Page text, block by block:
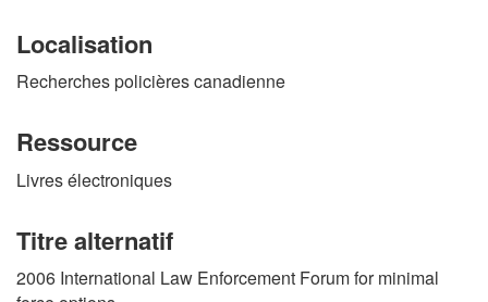
Localisation
Recherches policières canadienne
Ressource
Livres électroniques
Titre alternatif
2006 International Law Enforcement Forum for minimal